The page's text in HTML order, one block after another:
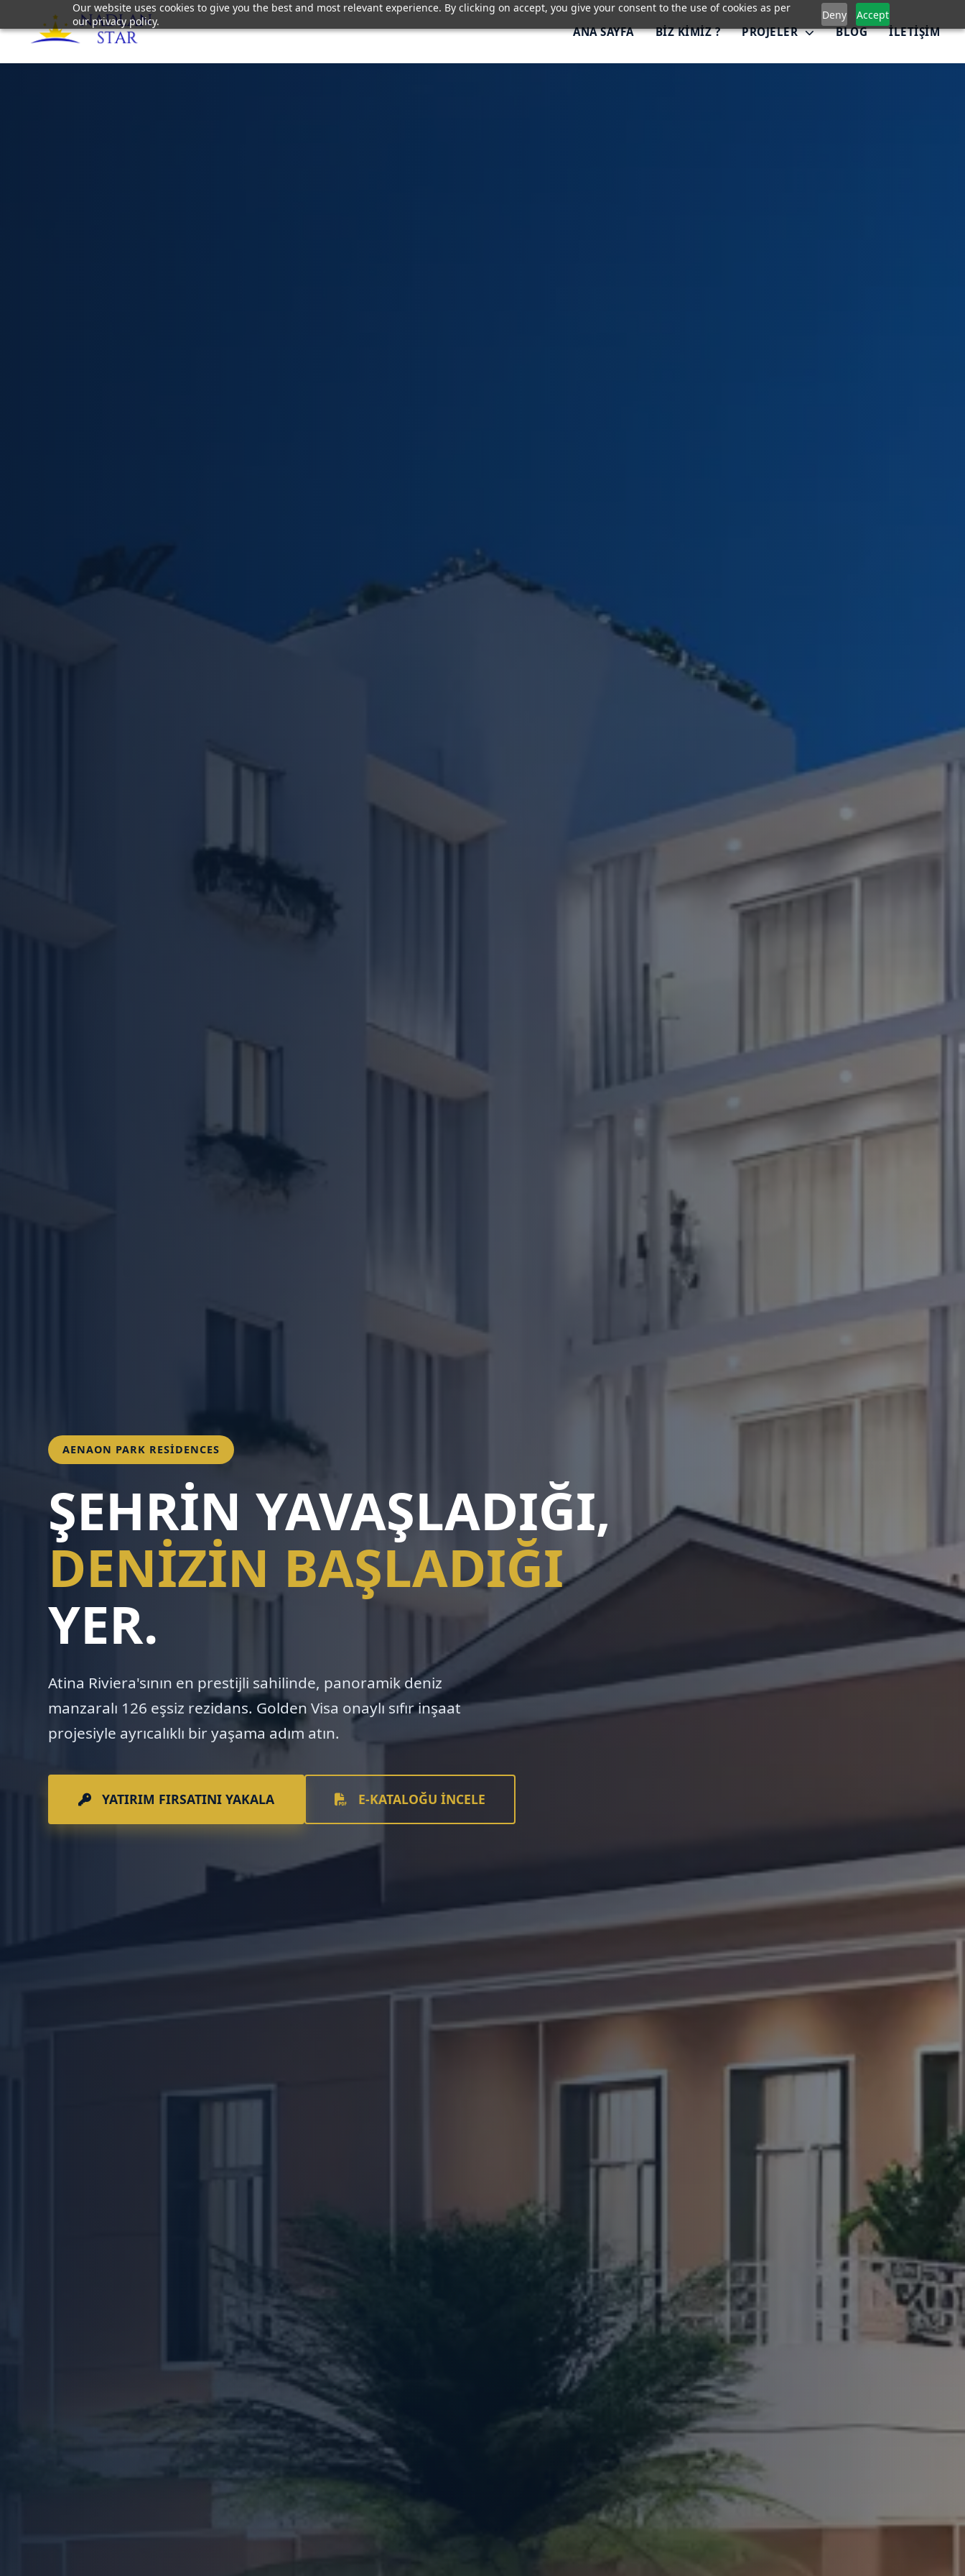
Our website uses cookies to give you the best and most relevant experience. By clicking on accept, you give your consent to the use of cookies as per
our privacy policy.
Deny Accept
ANA SAYFA BIZ KIMIZ ? PROJELER BLOG İLETIŞIM
AENAON PARK RESIDENCES
ŞEHRIN YAVAŞLADIĞI,
DENIZIN BAŞLADIĞI
YER.
Atina Riviera'sının en prestijli sahilinde, panoramik deniz
manzaralı 126 eşsiz rezidans. Golden Visa onaylı sıfır inşaat
projesiyle ayrıcalıklı bir yaşama adım atın.
YATIRIM FIRSATINI YAKALA E-KATALOĞU İNCELE